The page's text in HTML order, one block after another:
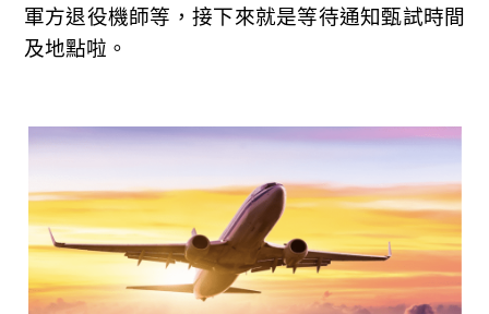
軍方退役機師等，接下來就是等待通知甄試時間
及地點啦。